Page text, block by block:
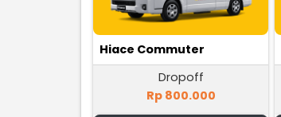
Hiace Commuter
Dropoff
Rp 800.000